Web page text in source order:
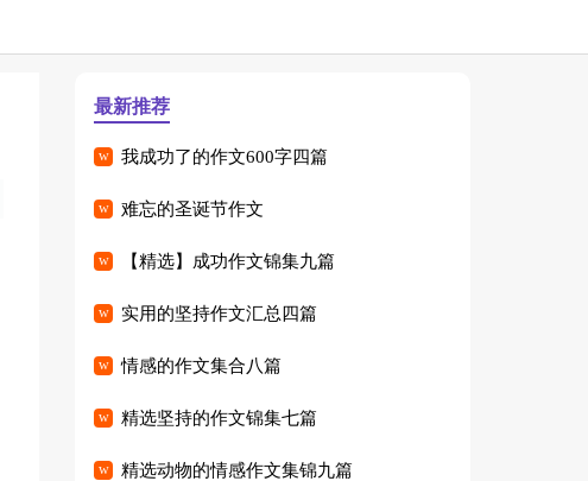
最新推荐
我成功了的作文600字四篇
难忘的圣诞节作文
【精选】成功作文锦集九篇
实用的坚持作文汇总四篇
情感的作文集合八篇
精选坚持的作文锦集七篇
精选动物的情感作文集锦九篇